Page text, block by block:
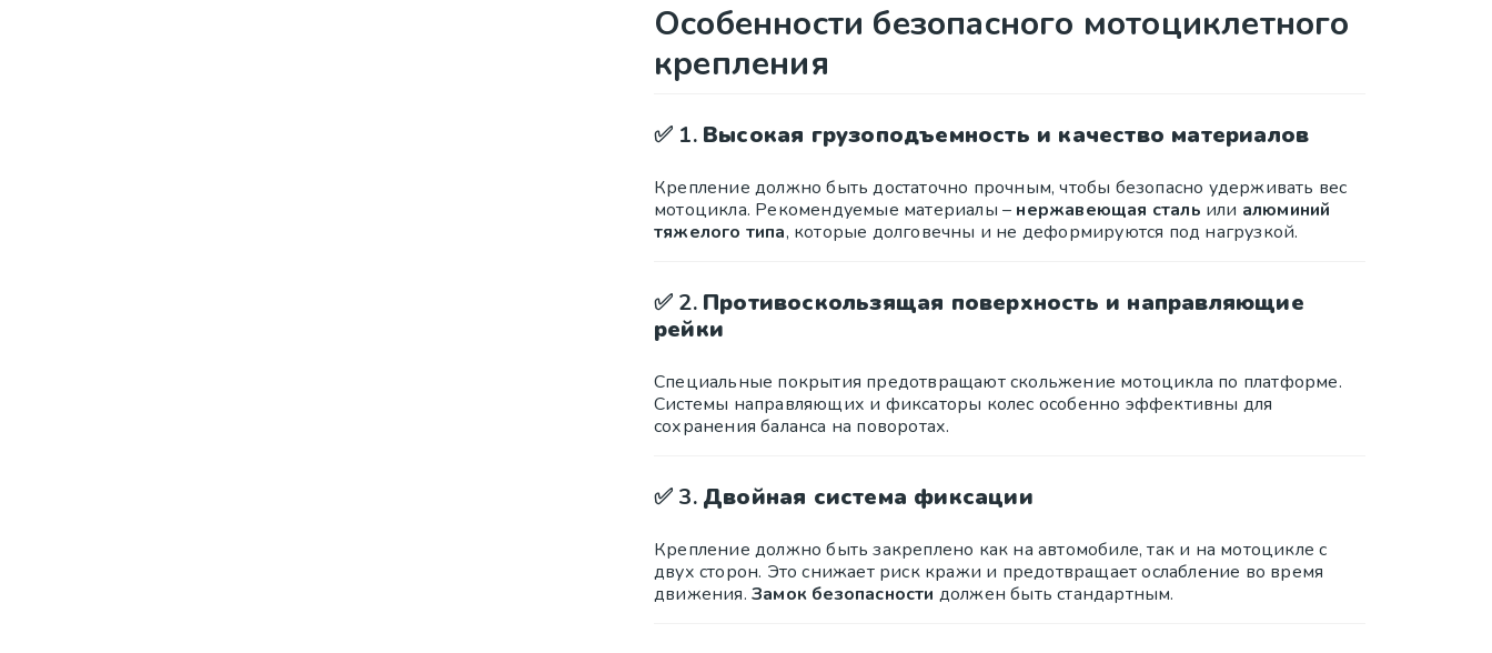
Особенности безопасного мотоциклетного
крепления
✅ 1. Высокая грузоподъемность и качество материалов
Крепление должно быть достаточно прочным, чтобы безопасно удерживать вес
мотоцикла. Рекомендуемые материалы – нержавеющая сталь или алюминий
тяжелого типа, которые долговечны и не деформируются под нагрузкой.
✅ 2. Противоскользящая поверхность и направляющие
рейки
Специальные покрытия предотвращают скольжение мотоцикла по платформе.
Системы направляющих и фиксаторы колес особенно эффективны для
сохранения баланса на поворотах.
✅ 3. Двойная система фиксации
Крепление должно быть закреплено как на автомобиле, так и на мотоцикле с
двух сторон. Это снижает риск кражи и предотвращает ослабление во время
движения. Замок безопасности должен быть стандартным.